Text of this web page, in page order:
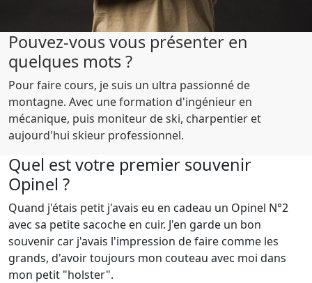
Pouvez-vous vous présenter en
quelques mots ?
Pour faire cours, je suis un ultra passionné de
montagne. Avec une formation d'ingénieur en
mécanique, puis moniteur de ski, charpentier et
aujourd'hui skieur professionnel.
Quel est votre premier souvenir
Opinel ?
Quand j'étais petit j'avais eu en cadeau un Opinel N°2
avec sa petite sacoche en cuir. J'en garde un bon
souvenir car j'avais l'impression de faire comme les
grands, d'avoir toujours mon couteau avec moi dans
mon petit "holster".